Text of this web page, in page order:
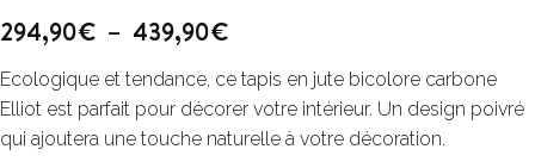
294,90€ – 439,90€
Ecologique et tendance, ce tapis en jute bicolore carbone
Elliot est parfait pour décorer votre intérieur. Un design poivré
qui ajoutera une touche naturelle à votre décoration.